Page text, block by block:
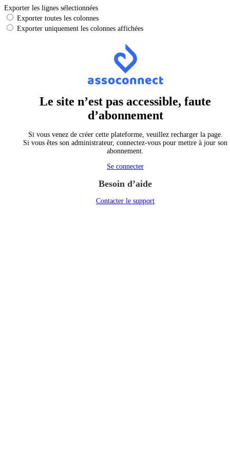
Exporter les lignes sélectionnées
Exporter toutes les colonnes
Exporter uniquement les colonnes affichées
Le site n’est pas accessible, faute
d’abonnement
Si vous venez de créer cette plateforme, veuillez recharger la page.
Si vous êtes son administrateur, connectez-vous pour mettre à jour son
abonnement.
Se connecter
Besoin d’aide
Contacter le support